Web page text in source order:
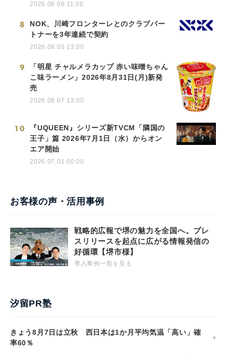
2026.08.06 11:00
8
NOK、川崎フロンターレとのクラブパー
トナーを3年連続で契約
2026.08.05 13:00
9
「明星 チャルメラカップ 赤い味噌ちゃん
こ味ラーメン」2026年8月31日(月)新発
売
2026.08.07 13:00
10
『UQUEEN』シリーズ新TVCM「隣国の
王子」篇 2026年7月1日（水）からオン
エア開始
2026.07.01 00:00
お客様の声・活用事例
戦略的広報で堺の魅力を全国へ。プレ
スリリースを起点に広がる情報発信の
好循環【堺市様】
導入事例一覧を見る
汐留PR塾
きょう8月7日は立秋 西日本は1か月平均気温「高い」確
率60％